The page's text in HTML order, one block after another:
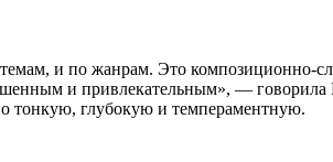
и по жанрам. Это
и привлекательным», —
тонкую, глубокую и темпераментную.